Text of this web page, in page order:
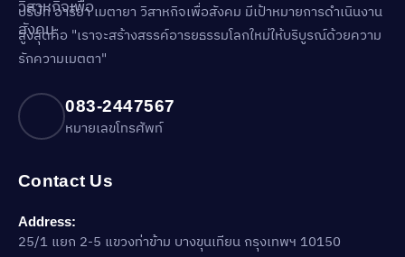
บริษัท อารียา เมตายา วิสาหกิจเพื่อสังคม มีเป้าหมายการดำเนินงาน
สูงสุดคือ "เราจะสร้างสรรค์อารยธรรมโลกใหม่ให้บริบูรณ์ด้วยความ
รักความเมตตา"
083-2447567
หมายเลขโทรศัพท์
Contact Us
Address:
25/1 แยก 2-5 แขวงท่าข้าม บางขุนเทียน กรุงเทพฯ 10150